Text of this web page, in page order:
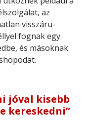
az
visszáru-
fognak egy
és másoknak
jóval kisebb
kereskedni”